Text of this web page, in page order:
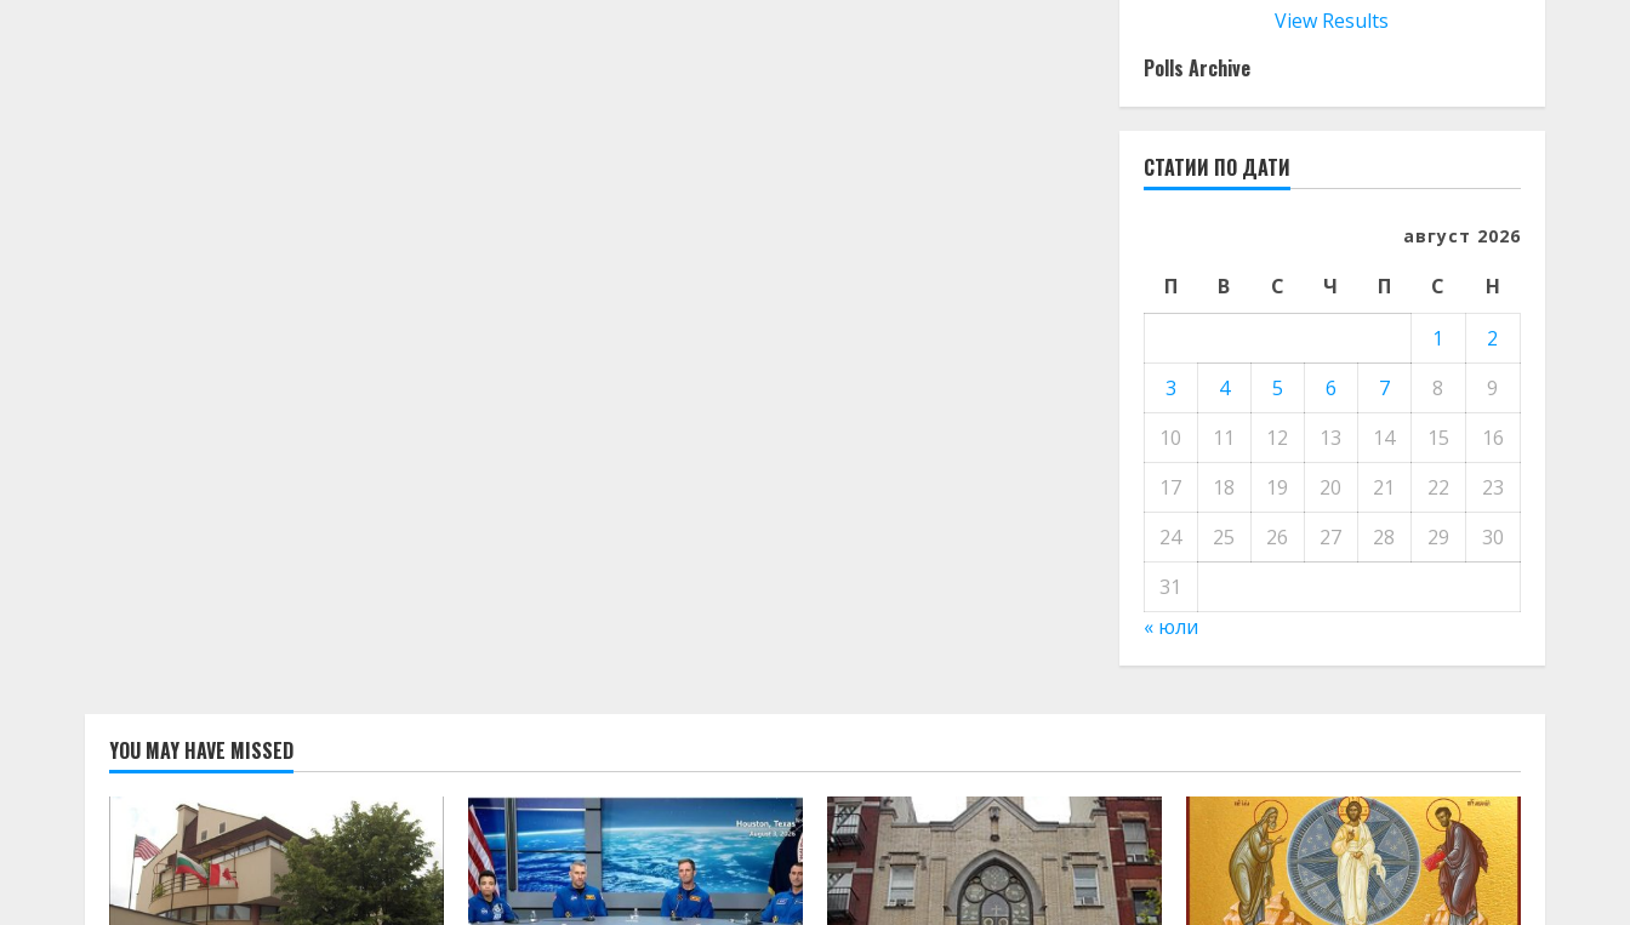
View Results
Polls Archive
СТАТИИ ПО ДАТИ
август 2026
П В С Ч П С
Н
1
2
3
4 5 6 7 8
9
10
11 12 13 14 15
16
17
18 19 20 21 22
23
24
25 26 27 28 29
30
31
« юли
YOU MAY HAVE MISSED